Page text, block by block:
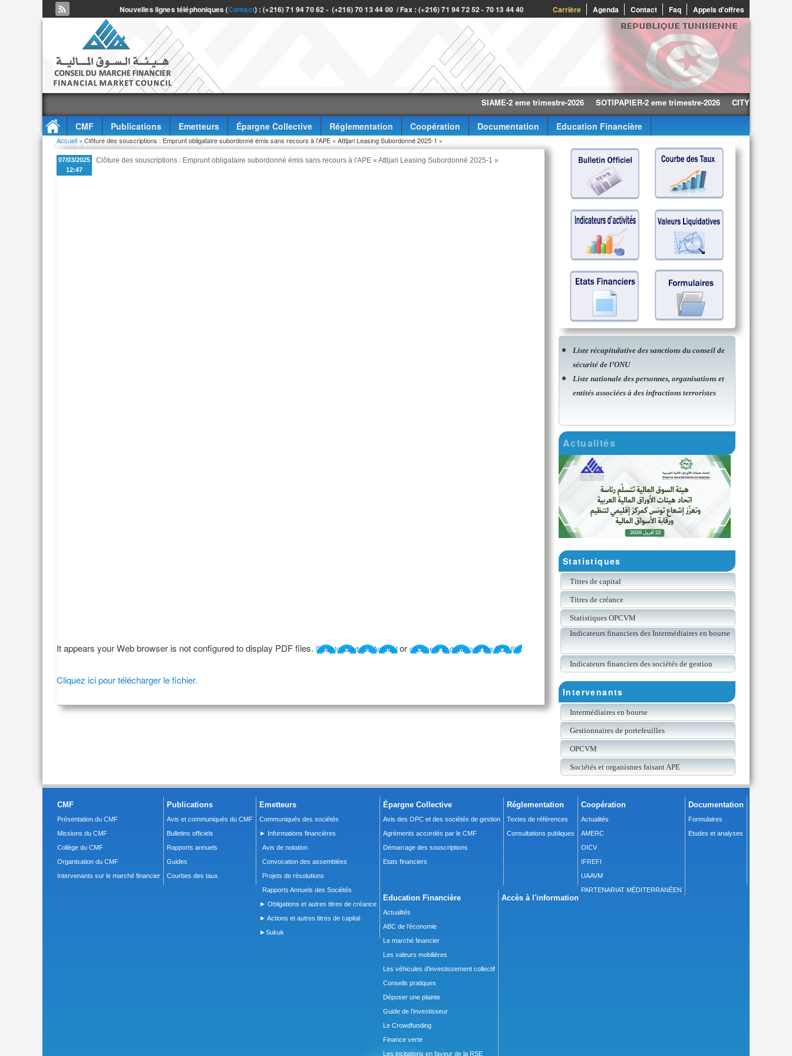
Carrière Agenda Contact Faq Appels d'offres
Nouvelles lignes téléphoniques (Contact) : (+216) 71 94 70 62 - (+216) 70 13 44 00 / Fax : (+216) 71 94 72 52 - 70 13 44 40
SIAME-2 eme trimestre-2026 SOTIPAPIER-2 eme trimestre-2026 CITY CARS-2 eme
CMF Publications Emetteurs Épargne Collective Réglementation Coopération Documentation
Education Financière
Accès à l'information
Vous êtes ici
Accueil » Clôture des souscriptions : Emprunt obligataire subordonné émis sans recours à l'APE « Attijari Leasing Subordonné 2025-1 »
07/03/2025
12:47
Clôture des souscriptions : Emprunt obligataire subordonné émis sans recours à l'APE « Attijari Leasing Subordonné 2025-1 »
It appears your Web browser is not configured to display PDF files. Download adobe Acrobator click here to download the PDF file.
Cliquez ici pour télécharger le fichier.
Liste récapitulative des sanctions du conseil de
sécurité de l’ONU
Liste nationale des personnes, organisations et
entités associées à des infractions terroristes
Actualités
Statistiques
Titres de capital
Titres de créance
Statistiques OPCVM
Indicateurs financiers des Intermédiaires en bourse
Indicateurs financiers des sociétés de gestion
Intervenants
Intermédiaires en bourse
Gestionnaires de portefeuilles
OPCVM
Sociétés et organismes faisant APE
CMF
Présentation du CMF
Missions du CMF
Collège du CMF
Organisation du CMF
Intervenants sur le marché financier
Publications
Avis et communiqués du CMF
Bulletins officiels
Rapports annuels
Guides
Courbes des taux
Emetteurs
Communiqués des sociétés
► Informations financières
Avis de notation
Convocation des assemblées
Projets de résolutions
Rapports Annuels des Sociétés
► Obligations et autres titres de créance
► Actions et autres titres de capital
►Sukuk
Épargne Collective
Avis des OPC et des sociétés de gestion
Agréments accordés par le CMF
Démarrage des souscriptions
Etats financiers
Réglementation
Textes de références
Consultations publiques
Coopération
Actualités
AMERC
OICV
IFREFI
UAAVM
PARTENARIAT MÉDITERRANÉEN
Documentation
Formulaires
Etudes et analyses
Education Financière
Actualités
ABC de l’économie
Le marché financier
Les valeurs mobilières
Les véhicules d’investissement collectif
Conseils pratiques
Déposer une plainte
Guide de l’investisseur
Le Crowdfunding
Finance verte
Les incitations en faveur de la RSE
Accès à l'information